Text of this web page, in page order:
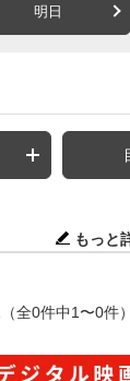
明日
もっと
（全0件中1〜0件）